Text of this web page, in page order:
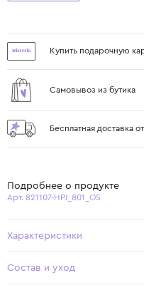
Купить подарочную
Самовывоз из бутика
Бесплатная доставка
Подробнее о продукте
Арт. 821107-HPJ_801_OS
Характеристики
Состав и уход